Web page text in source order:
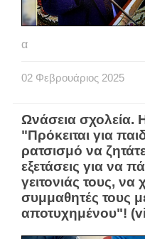
α
02 Φεβρουάριος 2025
Ωνάσεια σχολεία.
"Πρόκειται για
ρατσισμό να
εξετάσεις για να
γειτονιάς τους,
συμμαθητές τους
αποτυχημένου"!